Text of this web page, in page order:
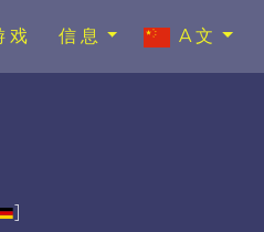
戏 信息 A文
]